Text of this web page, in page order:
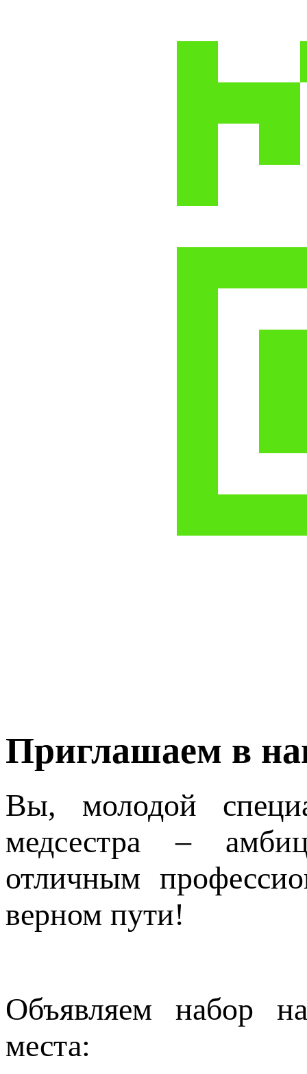
Приглашаем в
Вы, молодой
медсестра –
отличным
верном пути!
Объявляем набор
места: